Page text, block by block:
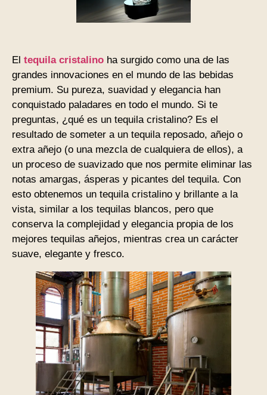
El tequila cristalino ha surgido como una de las
grandes innovaciones en el mundo de las bebidas
premium. Su pureza, suavidad y elegancia han
conquistado paladares en todo el mundo. Si te
preguntas, ¿qué es un tequila cristalino? Es el
resultado de someter a un tequila reposado, añejo o
extra añejo (o una mezcla de cualquiera de ellos), a
un proceso de suavizado que nos permite eliminar las
notas amargas, ásperas y picantes del tequila. Con
esto obtenemos un tequila cristalino y brillante a la
vista, similar a los tequilas blancos, pero que
conserva la complejidad y elegancia propia de los
mejores tequilas añejos, mientras crea un carácter
suave, elegante y fresco.